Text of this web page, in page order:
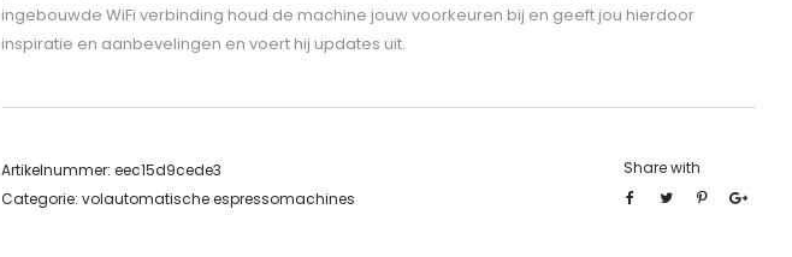
ingebouwde WiFi verbinding houd de machine jouw voorkeuren bij en geeft jou hierdoor
inspiratie en aanbevelingen en voert hij updates uit.
Artikelnummer: eec15d9cede3
Categorie: volautomatische espressomachines
Share with